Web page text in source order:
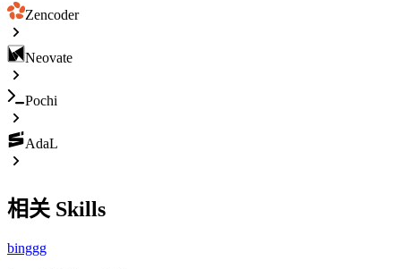
Zencoder
Neovate
Pochi
AdaL
相关 Skills
binggg